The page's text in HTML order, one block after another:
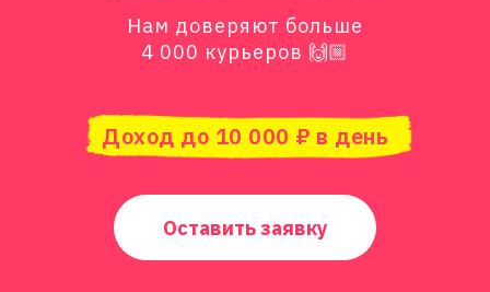
Доход до 10 000 ₽ в день
Оставить заявку
Нам доверяют больше
4 000 курьеров 🙌🏼